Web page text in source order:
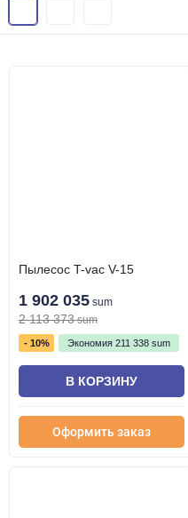
Пылесос T-vac V-15
1 902 035 sum
2 113 373 sum
- 10% Экономия 211 338 sum
В КОРЗИНУ
Оформить заказ